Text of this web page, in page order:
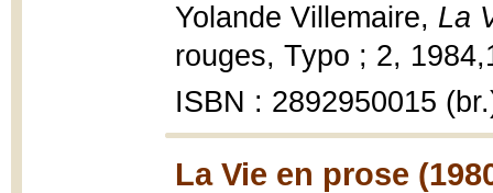
Yolande Villemaire, La
rouges, Typo ; 2,
ISBN : 2892950015
La Vie en prose